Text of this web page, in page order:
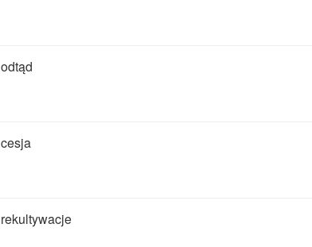
odtąd
cesja
rekultywacje